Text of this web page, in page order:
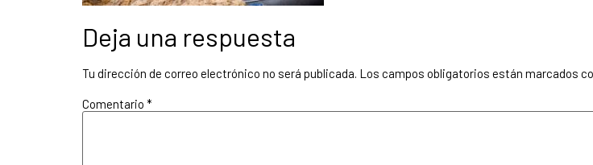
Deja una respuesta
Tu dirección de correo electrónico no será publicada. Los campos obligatorios están marcados
Comentario *